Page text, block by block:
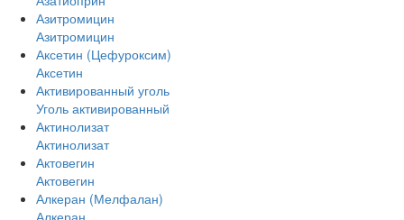
Азитромицин
Азитромицин
Аксетин (Цефуроксим)
Аксетин
Активированный уголь
Уголь активированный
Актинолизат
Актинолизат
Актовегин
Актовегин
Алкеран (Мелфалан)
Алкеран